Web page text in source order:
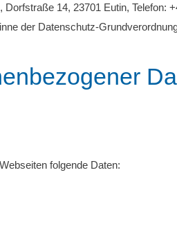
14, 23701 Eutin, Telefon:
der Datenschutz-
folgende Daten: